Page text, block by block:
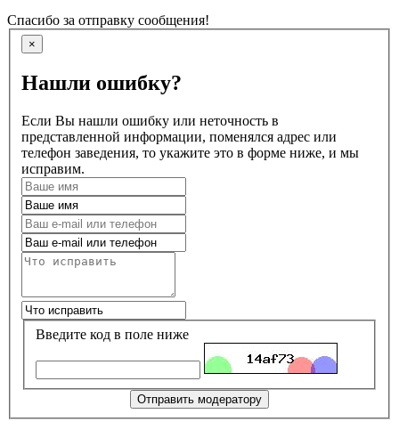
Спасибо за отправку сообщения!
×
Нашли ошибку?
Если Вы нашли ошибку или неточность в
представленной информации, поменялся адрес или
телефон заведения, то укажите это в форме ниже, и мы
исправим.
Введите код в поле ниже
Отправить модератору